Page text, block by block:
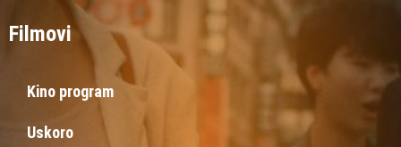
Filmovi
Kino program
Uskoro